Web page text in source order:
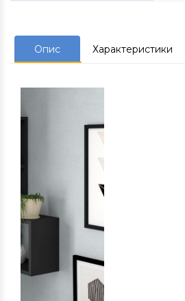
Опис Характеристики